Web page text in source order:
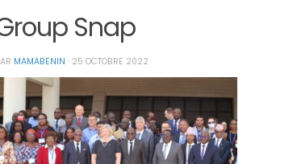
Snap
MAMABENIN · 25 OCTOBRE 2022